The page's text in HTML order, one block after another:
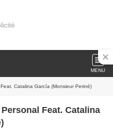
MENU
Catalina García (Monsieur Periné)
Feat. Catalina